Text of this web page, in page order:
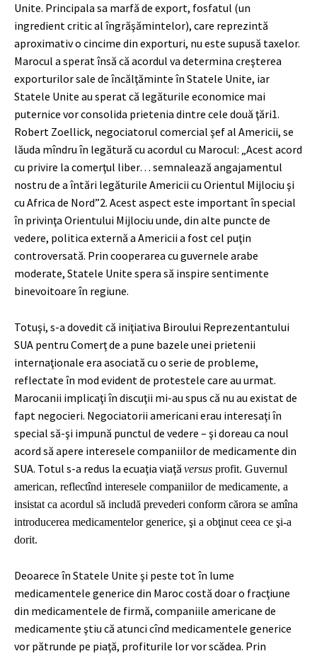
Unite. Principala sa marfă de export, fosfatul (un
ingredient critic al îngrăşămintelor), care reprezintă
aproximativ o cincime din exporturi, nu este supusă taxelor.
Marocul a sperat însă că acordul va determina creşterea
exporturilor sale de încălţăminte în Statele Unite, iar
Statele Unite au sperat că legăturile economice mai
puternice vor consolida prietenia dintre cele două ţări1.
Robert Zoellick, negociatorul comercial şef al Americii, se
lăuda mîndru în legătură cu acordul cu Marocul: „Acest acord
cu privire la comerţul liber… semnalează angajamentul
nostru de a întări legăturile Americii cu Orientul Mijlociu şi
cu Africa de Nord”2. Acest aspect este important în special
în privinţa Orientului Mijlociu unde, din alte puncte de
vedere, politica externă a Americii a fost cel puţin
controversată. Prin cooperarea cu guvernele arabe
moderate, Statele Unite spera să inspire sentimente
binevoitoare în regiune.
Totuşi, s-a dovedit că iniţiativa Biroului Reprezentantului
SUA pentru Comerţ de a pune bazele unei prietenii
internaţionale era asociată cu o serie de probleme,
reflectate în mod evident de protestele care au urmat.
Marocanii implicaţi în discuţii mi-au spus că nu au existat de
fapt negocieri. Negociatorii americani erau interesaţi în
special să-şi impună punctul de vedere – şi doreau ca noul
acord să apere interesele companiilor de medicamente din
SUA. Totul s-a redus la ecuaţia viaţă versus profit. Guvernul
american, reflectînd interesele companiilor de medicamente, a
insistat ca acordul să includă prevederi conform cărora se amîna
introducerea medicamentelor generice, şi a obţinut ceea ce şi-a
dorit.
Deoarece în Statele Unite şi peste tot în lume
medicamentele generice din Maroc costă doar o fracţiune
din medicamentele de firmă, companiile americane de
medicamente ştiu că atunci cînd medicamentele generice
vor pătrunde pe piaţă, profiturile lor vor scădea. Prin